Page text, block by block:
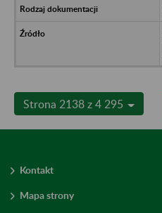
Strona 2138 z 4 295
Kontakt
Mapa strony